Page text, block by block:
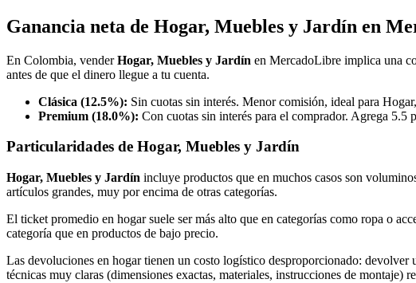
Ganancia neta de Hogar, Muebles y Jardín en
En Colombia, venderHogar, Muebles y Jardín en MercadoLibre implica una
antes de que el dinero llegue a tu cuenta.
Clásica (12.5%): Sin cuotas sin interés. Menor comisión, ideal para
Premium (18.0%): Con cuotas sin interés para el comprador. Agrega
Particularidades de Hogar, Muebles y Jardín
Hogar, Muebles y Jardín incluye productos que en muchos casos son
artículos grandes, muy por encima de otras categorías.
El ticket promedio en hogar suele ser más alto que en categorías como ropa o
categoría que en productos de bajo precio.
Las devoluciones en hogar tienen un costo logístico desproporcionado:
técnicas muy claras (dimensiones exactas, materiales, instrucciones de montaje)